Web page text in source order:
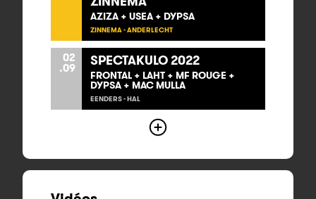
AZIZA + USEA + DYPSA
ZINNEMA - ANDERLECHT
02
.09 SPECTAKULO 2022
FRONTAL + LAHT + MF ROUGE +
DYPSA + MAC MULLA
EENDERS - HAL